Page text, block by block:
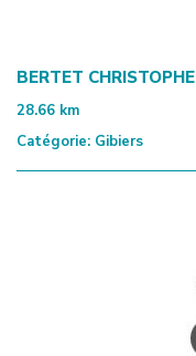
BERTET CHRISTOPHE
28.66 km
Catégorie: Gibiers